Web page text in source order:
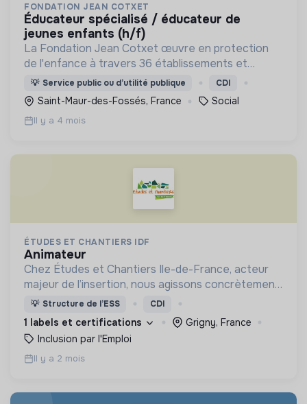
FONDATION JEAN COTXET
éducateur spécialisé / éducateur de
jeunes enfants (h/f)
La Fondation Jean Cotxet œuvre en protection
de l'enfance à travers 36 établissements et
services, et 1 000 collaborateurs accompagnant
chaque année 4 000 jeunes.
💡 Service public ou d’utilité publique CDI
Saint-Maur-des-Fossés, France Social
Il y a 4 mois
ÉTUDES ET CHANTIERS IDF
animateur
Chez Études et Chantiers Ile-de-France, acteur
majeur de l’insertion, nous agissons concrètement
pour la transition écologique, notamment dans les
quartiers populaires.
💡 Structure de l’ESS CDI
1 labels et certifications
Grigny, France
Inclusion par l'Emploi
Il y a 2 mois